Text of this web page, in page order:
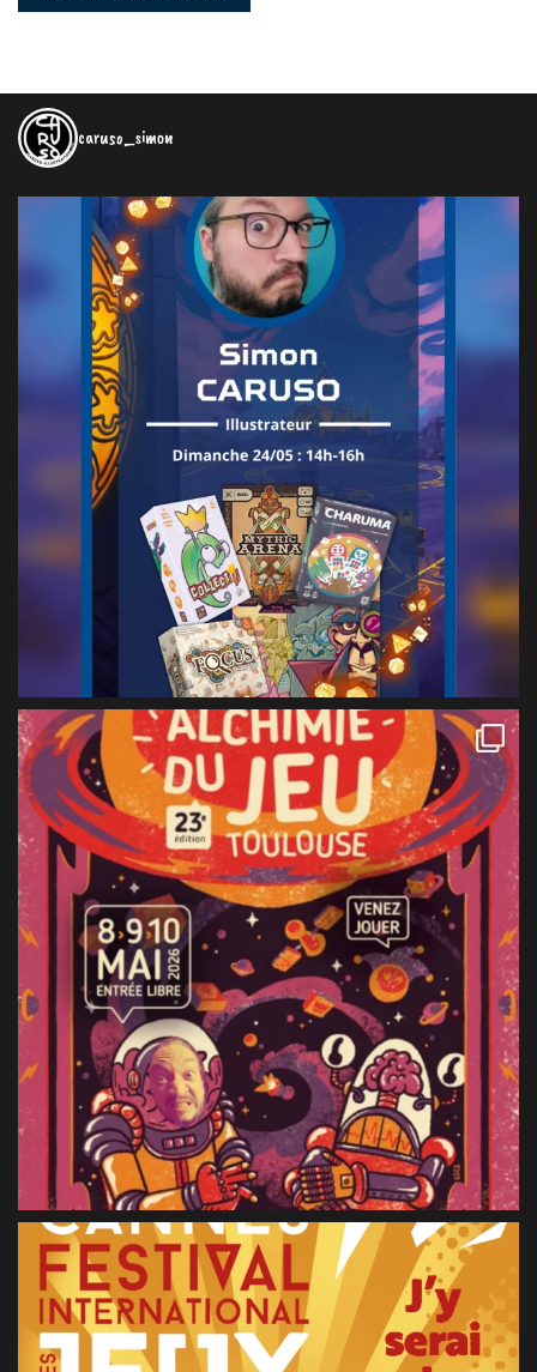
caruso_simon